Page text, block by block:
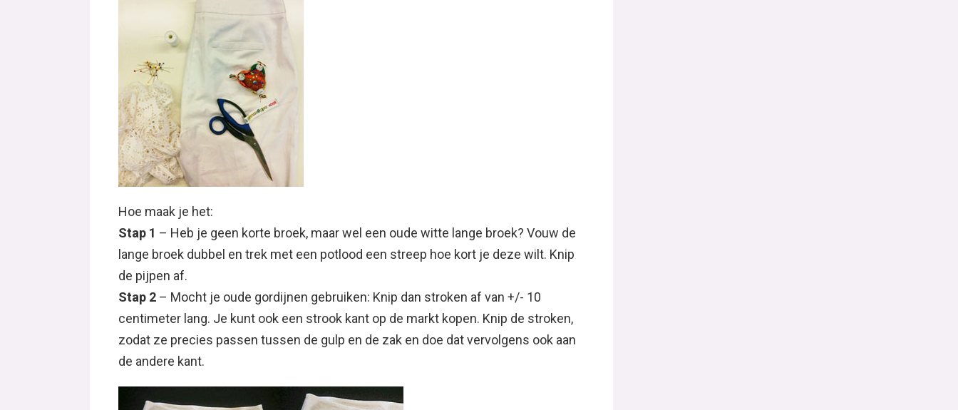
Hoe maak je het:
Stap 1 – Heb je geen korte broek, maar wel een oude witte lange broek? Vouw de
lange broek dubbel en trek met een potlood een streep hoe kort je deze wilt. Knip
de pijpen af.
Stap 2 – Mocht je oude gordijnen gebruiken: Knip dan stroken af van +/- 10
centimeter lang. Je kunt ook een strook kant op de markt kopen. Knip de stroken,
zodat ze precies passen tussen de gulp en de zak en doe dat vervolgens ook aan
de andere kant.